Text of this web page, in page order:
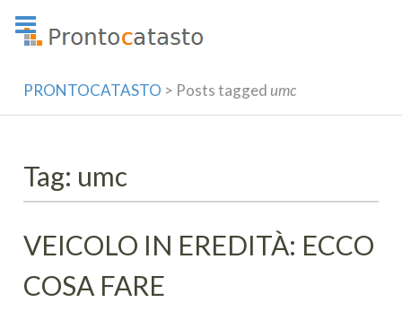
PRONTOCATASTO > Posts tagged umc
Tag: umc
VEICOLO IN EREDITÀ: ECCO
COSA FARE